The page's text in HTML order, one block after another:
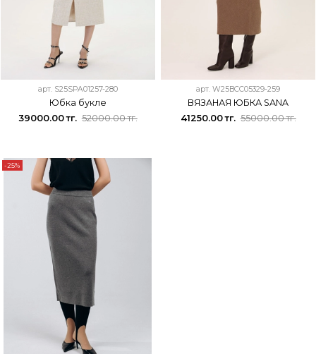
арт. S25SPA01257-280
Юбка букле
39000.00 тг. 52000.00 тг.
арт.W25BCC05329-259
ВЯЗАНАЯ ЮБКА SANA
41250.00 тг. 55000.00 тг.
-25%